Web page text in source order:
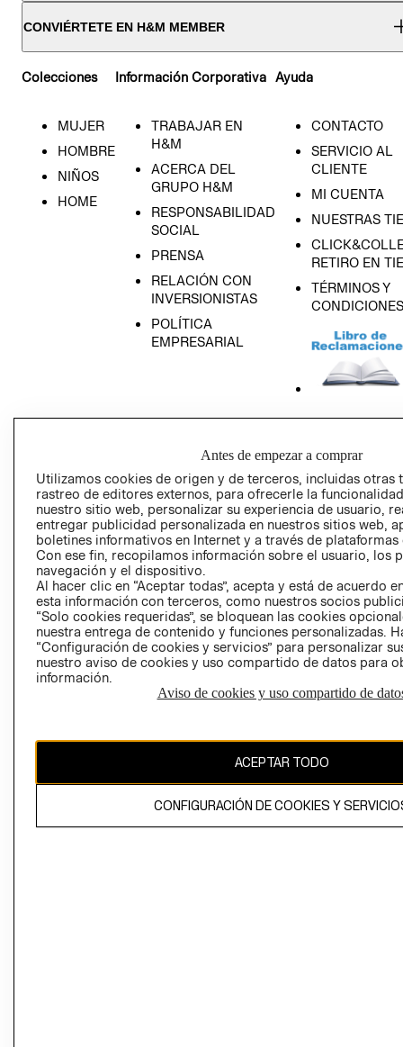
CONVIÉRTETE EN H&M MEMBER
Colecciones
MUJER
HOMBRE
NIÑOS
HOME
Información Corporativa
TRABAJAR EN
H&M
ACERCA DEL
GRUPO H&M
RESPONSABILIDAD
SOCIAL
PRENSA
RELACIÓN CON
INVERSIONISTAS
POLÍTICA
EMPRESARIAL
Ayuda
CONTACTO
SERVICIO AL
CLIENTE
MI CUENTA
NUESTRAS
RETIRO EN
TÉRMINOS Y
CONDICIONES
GIFT CARD
AVISO DE
Perú (S/)
CAMBIAR REGIÓN
propiedad de H&M Hennes & Mauritz AB
Antes de empezar a comprar
Utilizamos cookies de origen y de terceros, incluidas otras
rastreo de editores externos, para ofrecerle la
nuestro sitio web, personalizar su experiencia de usuario,
entregar publicidad personalizada en nuestros sitios web,
boletines informativos en Internet y a través de plataformas
Con ese fin, recopilamos información sobre el usuario, los
navegación y el dispositivo.
Al hacer clic en “Aceptar todas”, acepta y está de acuerdo
esta información con terceros, como nuestros socios
“Solo cookies requeridas”, se bloquean las cookies
nuestra entrega de contenido y funciones personalizadas.
“Configuración de cookies y servicios” para personalizar
nuestro aviso de cookies y uso compartido de datos para
información.
Aviso de cookies y uso compartido de
ACEPTAR TODO
CONFIGURACIÓN DE COOKIES Y